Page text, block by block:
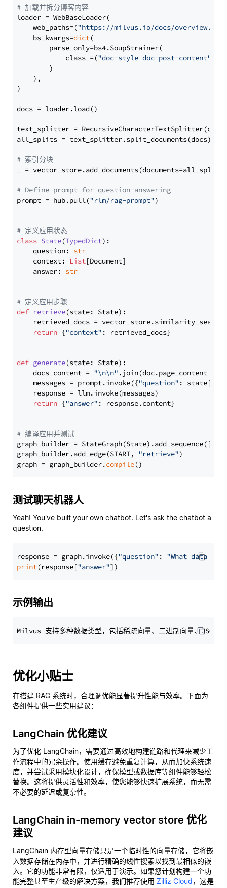
# 加载并拆分博客内容
loader = WebBaseLoader(
    web_paths=(
"https://milvus.io/docs/overview.md"
    bs_kwargs=
dict(
        parse_only=bs4.SoupStrainer(
            class_=(
"doc-style doc-post-content"
        )
    ),
)
docs = loader.load()
text_splitter =
all_splits = text_splitter.split_documents(docs)
# 索引分块
_ = vector_store.add_documents(documents=all_splits)
# Define prompt for question-answering
prompt = hub.pull("rlm/rag-prompt")
# 定义应用状态
class State(TypedDict):
    question:
str
    context:
List[Document]
    answer:
str
# 定义应用步骤
def retrieve(state: State):
retrieved_docs =
return {"context" : retrieved_docs}
def generate(state: State):
    docs_content =
"\n\n" .join(doc.page_content
    messages = prompt.invoke({
"question" : state[
    response = llm.invoke(messages)
return {"answer" : response.content}
# 编译应用并测试
graph_builder =
graph_builder.add_edge(START, "retrieve")
graph = graph_builder.compile
测试聊天机器人
Yeah! You've built your own chatbot. Let's ask the chatbot a
question.
response = graph.invoke({"question" : "What data
print(response["answer"
示例输出
优化小贴士
在搭建 RAG 系统时，合理调优能显著提升性能与效率。下面为
各组件提供一些实用建议：
LangChain 优化建议
为了优化 LangChain，需要通过高效地构建链路和代理来减少工
作流程中的冗余操作。使用缓存避免重复计算，从而加快系统速
度，并尝试采用模块化设计，确保模型或数据库等组件能够轻松
替换。这将提供灵活性和效率，使您能够快速扩展系统，而无需
不必要的延迟或复杂性。
LangChain in-memory vector store 优化
建议
LangChain 内存型向量存储只是一个临时性的向量存储，它将嵌
入数据存储在内存中，并进行精确的线性搜索以找到最相似的嵌
入。它的功能非常有限，仅适用于演示。如果您计划构建一个功
能完整甚至生产级的解决方案，我们推荐使用 Zilliz Cloud，这是